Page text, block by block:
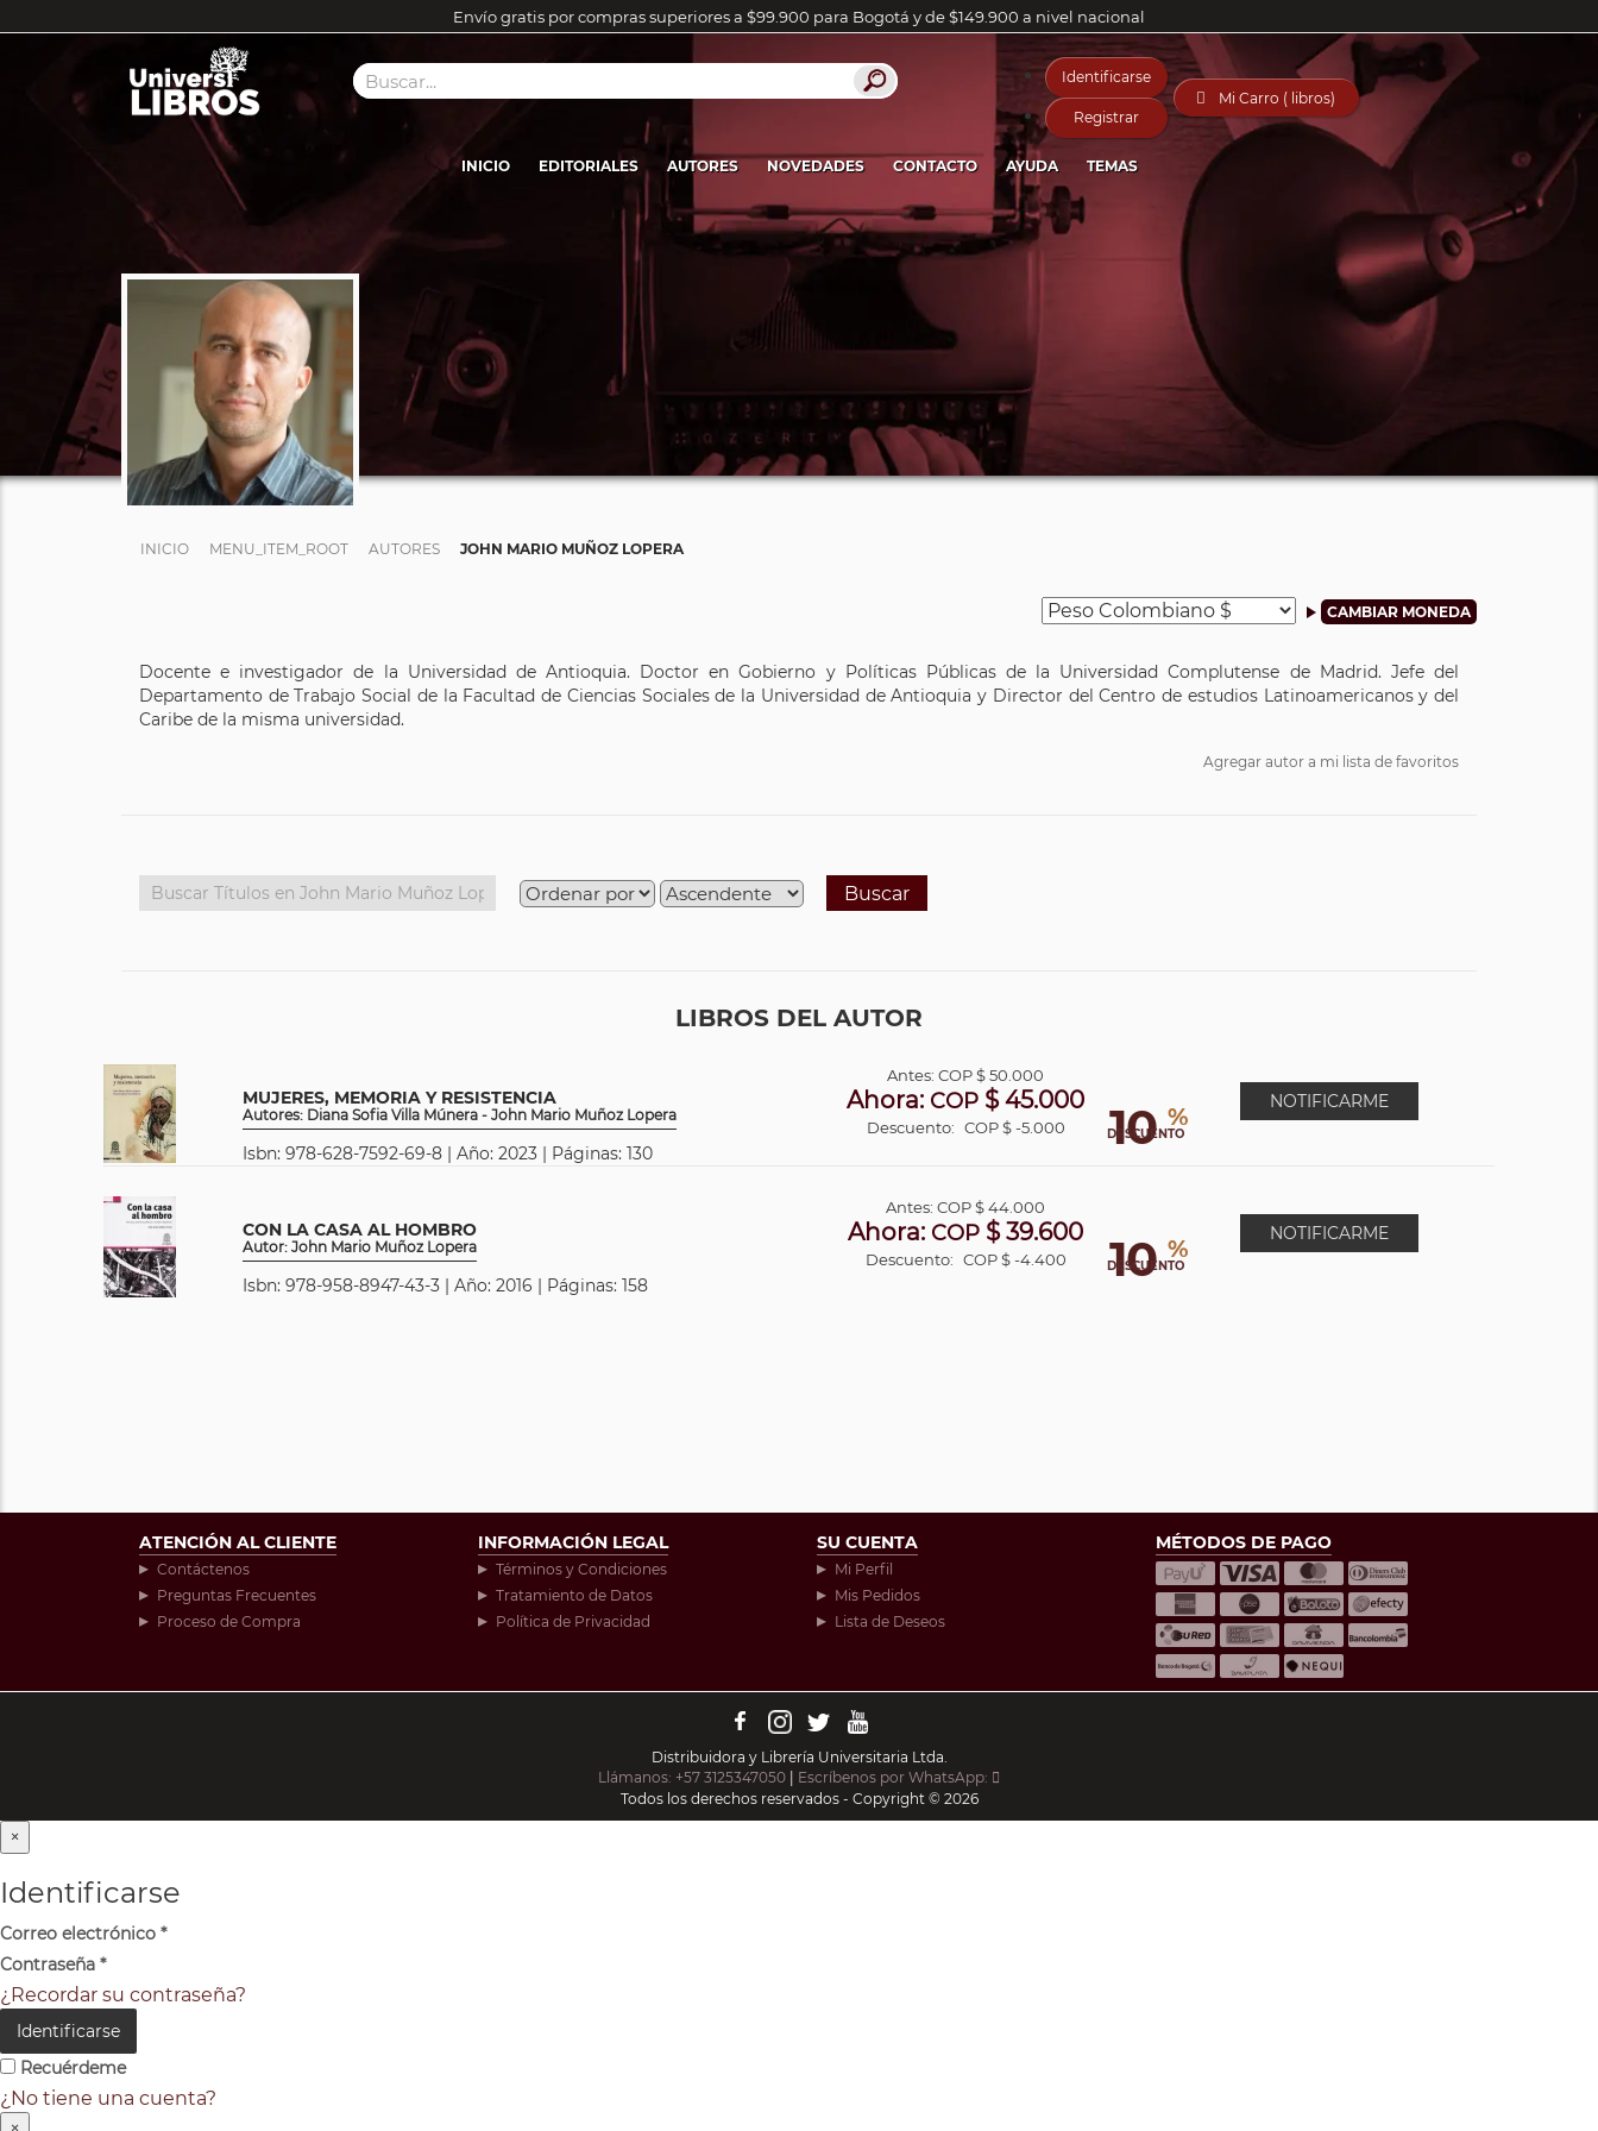
Envío gratis por compras superiores a $99.900 para Bogotá y de $149.900 a nivel nacional
Identificarse
Registrar
 Mi Carro ( libros)
INICIO EDITORIALES AUTORES NOVEDADES CONTACTO AYUDA TEMAS
INICIO MENU_ITEM_ROOT AUTORES JOHN MARIO MUÑOZ LOPERA
Docente e investigador de la Universidad de Antioquia. Doctor en Gobierno y Políticas Públicas de la Universidad Complutense de Madrid. Jefe del
Departamento de Trabajo Social de la Facultad de Ciencias Sociales de la Universidad de Antioquia y Director del Centro de estudios Latinoamericanos y del
Caribe de la misma universidad.
Agregar autor a mi lista de favoritos
Buscar
LIBROS DEL AUTOR
MUJERES, MEMORIA Y RESISTENCIA
Autores: Diana Sofia Villa Múnera - John Mario Muñoz Lopera
Isbn: 978-628-7592-69-8 | Año: 2023 | Páginas: 130 10 %
DESCUENTO
Antes:COP$ 50.000
Ahora: COP $ 45.000
Descuento: COP $ -5.000
NOTIFICARME
CON LA CASA AL HOMBRO
Autor: John Mario Muñoz Lopera
Isbn: 978-958-8947-43-3 | Año: 2016 | Páginas: 158 10 %
DESCUENTO
Antes:COP$ 44.000
Ahora: COP $ 39.600
Descuento: COP $ -4.400
NOTIFICARME
ATENCIÓN AL CLIENTE
Contáctenos
Preguntas Frecuentes
Proceso de Compra
INFORMACIÓN LEGAL
Términos y Condiciones
Tratamiento de Datos
Política de Privacidad
SU CUENTA
Mi Perfil
Mis Pedidos
Lista de Deseos
MÉTODOS DE PAGO
Distribuidora y Librería Universitaria Ltda.
Llámanos: +57 3125347050
Escríbenos por WhatsApp:
Todos los derechos reservados - Copyright © 2026
×
Identificarse
Correo electrónico *
Contraseña *
¿Recordar su contraseña?
Identificarse
Recuérdeme
¿No tiene una cuenta?